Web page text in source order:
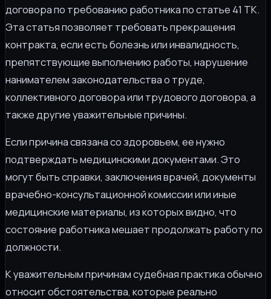
договора по требованию работника по статье 41 ТК.
Эта статья позволяет требовать прекращения
контракта, если есть болезнь или инвалидность,
препятствующие выполнению работы, нарушение
нанимателем законодательства о труде,
коллективного договора или трудового договора, а
также другие уважительные причины.
Если причина связана со здоровьем, ее нужно
подтверждать медицинскими документами. Это
могут быть справки, заключения врачей, документы
врачебно-консультационной комиссии или иные
медицинские материалы, из которых видно, что
состояние работника мешает продолжать работу по
должности.
К уважительным причинам судебная практика обычно
относит обстоятельства, которые реально